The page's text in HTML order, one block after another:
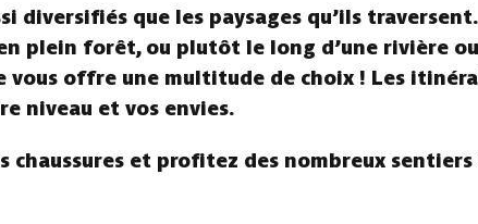
diversifiés que les paysages qu’ils
plein forêt, ou plutôt le long d’une rivière
vous offre une multitude de choix ! Les
niveau et vos envies.
chaussures et profitez des nombreux sentiers